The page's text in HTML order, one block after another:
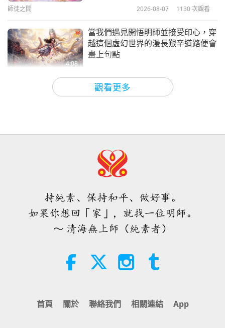
觀看更多
師徒之間 2026-08-07 1130次觀看
4:08
當我們遇見開悟明師並接受印心，穿
越這個虛幻世界的漫長艱辛道路便會
畫上句點
2026-08-06
35:06
21:43
伊斯蘭的水資源道德觀：摘自《聖
智慧之語 2026-08-06 361
19:47
世界播下種子（二集之一）
師父內邊的和平會談（二集之一）
持純素、保持和平、做好事。
如果你想回「家」，就找一位明師。
～ 清海無上師（純素者）
首頁 關於 聯絡我們 相關連結 App